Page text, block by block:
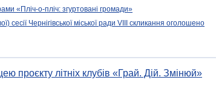
«Пліч-о-пліч: згуртовані громади»
сесії Чернігівської міської ради VIII скликання оголошено
проєкту літніх клубів «Грай. Дій. Змінюй»